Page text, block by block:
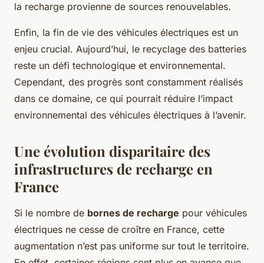
la recharge provienne de sources renouvelables.
Enfin, la fin de vie des véhicules électriques est un
enjeu crucial. Aujourd’hui, le recyclage des batteries
reste un défi technologique et environnemental.
Cependant, des progrès sont constamment réalisés
dans ce domaine, ce qui pourrait réduire l’impact
environnemental des véhicules électriques à l’avenir.
Une évolution disparitaire des
infrastructures de recharge en
France
Si le nombre de bornes de recharge pour véhicules
électriques ne cesse de croître en France, cette
augmentation n’est pas uniforme sur tout le territoire.